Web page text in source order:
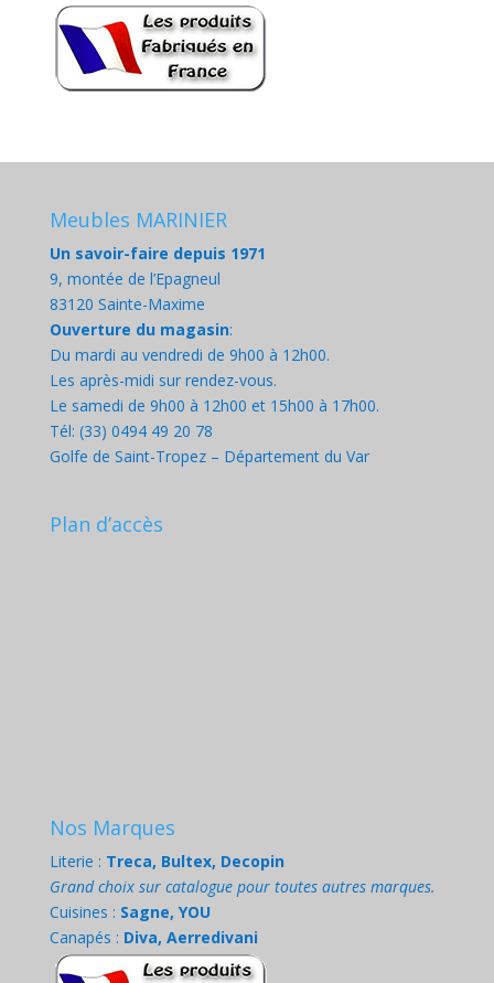
Meubles MARINIER
Un savoir-faire depuis 1971
9, montée de l’Epagneul
83120 Sainte-Maxime
Ouverture du magasin:
Du mardi au vendredi de 9h00 à 12h00.
Les après-midi sur rendez-vous.
Le samedi de 9h00 à 12h00 et 15h00 à 17h00.
Tél: (33) 0494 49 20 78
Golfe de Saint-Tropez – Département du Var
Plan d’accès
Nos Marques
Literie : Treca, Bultex, Decopin
Grand choix sur catalogue pour toutes autres marques.
Cuisines : Sagne, YOU
Canapés : Diva, Aerredivani